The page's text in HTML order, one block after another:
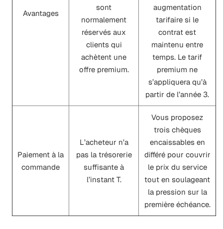
Avantages
sont
normalement
réservés aux
clients qui
achètent une
offre premium.
augmentation
tarifaire si le
contrat est
maintenu entre
temps. Le tarif
premium ne
s’appliquera qu’à
partir de l’année 3.
Paiement à la
commande
L’acheteur n’a
pas la trésorerie
suffisante à
l’instant T.
Vous proposez
trois chèques
encaissables en
différé pour couvrir
le prix du service
tout en soulageant
la pression sur la
première échéance.